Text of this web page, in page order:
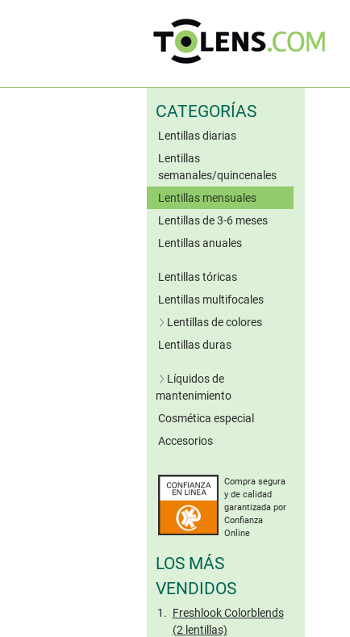
CATEGORÍAS
Lentillas diarias
Lentillas
semanales/quincenales
Lentillas mensuales
Lentillas de 3-6 meses
Lentillas anuales
Lentillas tóricas
Lentillas multifocales
Lentillas de colores
Lentillas azules
Lentillas grises
Lentillas marrones
Otros colores
colores
Lentillas duras
Líquidos de
mantenimiento
Soluciones únicas
Sin conserv.
Sistemas de peróxido
Solución salina
Gotas oculares
Cuidado de lentillas
Tamaño viaje
Cosmética especial
Accesorios
Compra segura
y de calidad
garantizada por
Confianza
Online
LOS MÁS
VENDIDOS
Freshlook Colorblends
(2 lentillas)